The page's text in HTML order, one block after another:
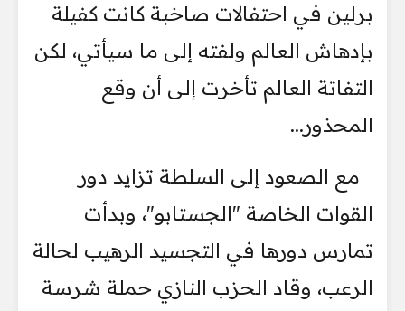
برلين في احتفالات صاخبة كانت كفيلة
بإدهاش العالم ولفته إلى ما سيأتي، لكن
التفاتة العالم تأخرت إلى أن وقع
المحذور...
مع الصعود إلى السلطة تزايد دور
القوات الخاصة "الجستابو"، وبدأت
تمارس دورها في التجسيد الرهيب لحالة
الرعب، وقاد الحزب النازي حملة شرسة